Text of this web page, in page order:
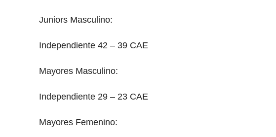
Juniors Masculino:
Independiente 42 – 39 CAE
Mayores Masculino:
Independiente 29 – 23 CAE
Mayores Femenino: